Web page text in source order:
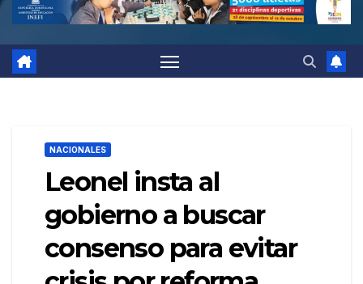
NACIONALES
Leonel insta al
gobierno a buscar
consenso para evitar